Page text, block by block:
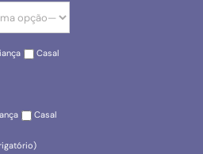
Casal
Casal